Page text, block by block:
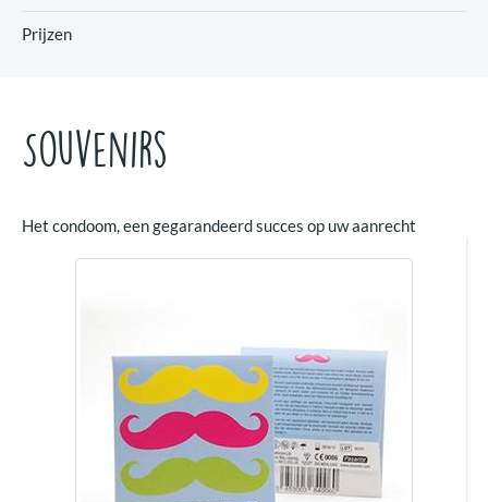
Prijzen
Souvenirs
Het condoom, een gegarandeerd succes op uw aanrecht